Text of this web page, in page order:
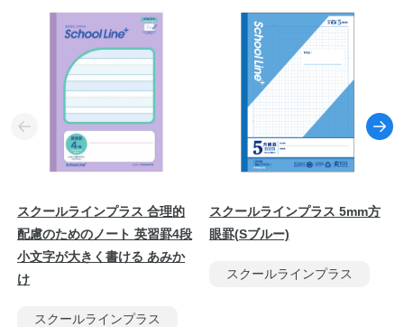
スクールラインプラス 合理的
配慮のためのノート 英習罫4段
小文字が大きく書ける あみか
け
スクールラインプラス
スクールラインプラス 5mm方
眼罫(Sブルー)
スクールラインプラス